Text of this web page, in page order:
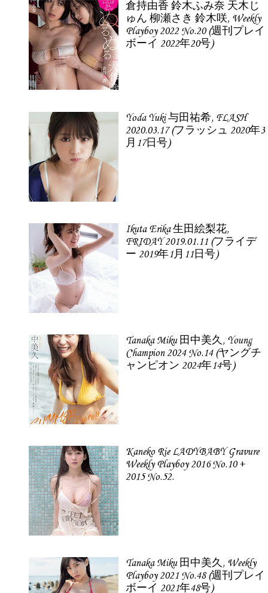
倉持由香 鈴木ふみ奈 天木じ
ゅん 柳瀬さき 鈴木咲, Weekly
Playboy 2022 No.20 (週刊プレイ
ボーイ 2022年20号)
Yoda Yuki 与田祐希, FLASH
2020.03.17 (フラッシュ 2020年3
月17日号)
Ikuta Erika 生田絵梨花,
FRIDAY 2019.01.11 (フライデ
ー 2019年1月11日号)
Tanaka Miku 田中美久, Young
Champion 2024 No.14 (ヤングチ
ャンピオン 2024年14号)
Kaneko Rie LADYBABY Gravure
Weekly Playboy 2016 No.10 +
2015 No.52.
Tanaka Miku 田中美久, Weekly
Playboy 2021 No.48 (週刊プレイ
ボーイ 2021年48号)